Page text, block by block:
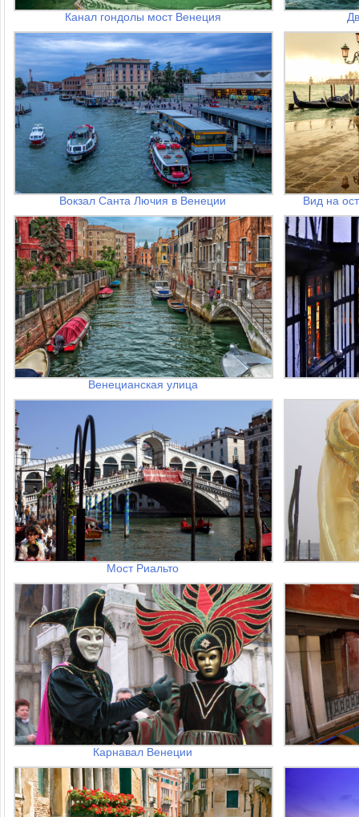
Канал гондолы мост Венеция
Вокзал Санта Лючия в Венеции Вид на
Венецианская улица
Мост Риальто
Карнавал Венеции